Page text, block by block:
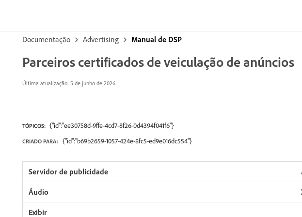
Documentação Advertising Manual de DSP
Parceiros certificados de veiculação de anúncios
Última atualização: 5 de junho de 2026
TÓPICOS: {"id":"ee30758d-9ffe-4cd7-8f26-0d4394f041f6"}
CRIADO PARA: {"id":"b69b2659-1057-424e-8fc5-ed9e016dc554"}